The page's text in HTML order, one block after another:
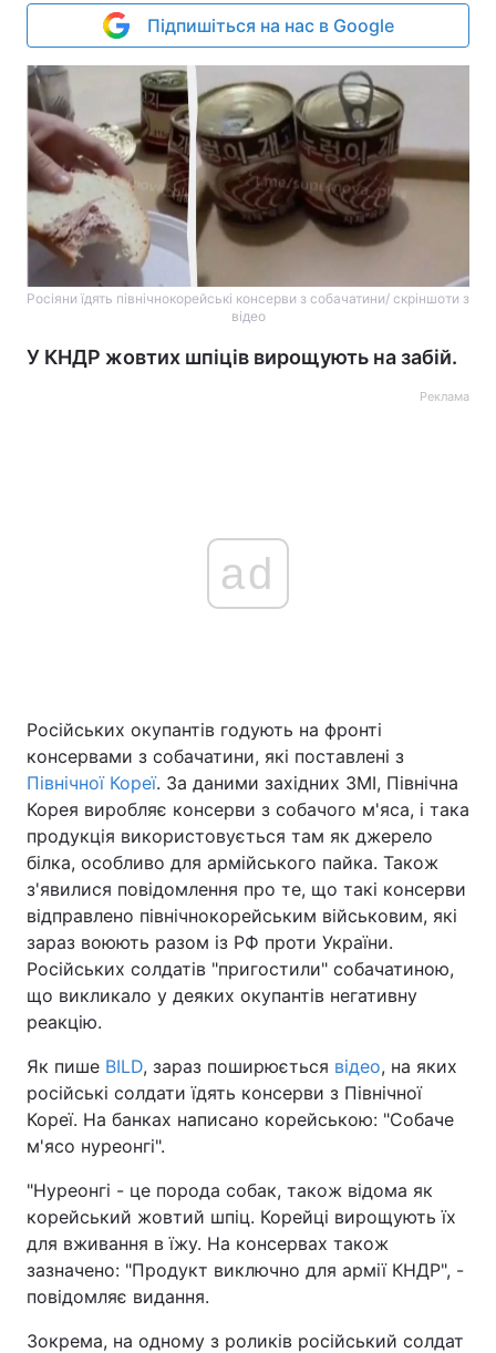
Підпишіться на нас в Google
Росіяни їдять північнокорейські консерви з собачатини/ скріншоти з
відео
У КНДР жовтих шпіців вирощують на забій.
Реклама
ad
Російських окупантів годують на фронті
консервами з собачатини, які поставлені з
Північної Кореї. За даними західних ЗМІ, Північна
Корея виробляє консерви з собачого м'яса, і така
продукція використовується там як джерело
білка, особливо для армійського пайка. Також
з'явилися повідомлення про те, що такі консерви
відправлено північнокорейським військовим, які
зараз воюють разом із РФ проти України.
Російських солдатів "пригостили" собачатиною,
що викликало у деяких окупантів негативну
реакцію.
Як пише BILD, зараз поширюється відео, на яких
російські солдати їдять консерви з Північної
Кореї. На банках написано корейською: "Собаче
м'ясо нуреонгі".
"Нуреонгі - це порода собак, також відома як
корейський жовтий шпіц. Корейці вирощують їх
для вживання в їжу. На консервах також
зазначено: "Продукт виключно для армії КНДР", -
повідомляє видання.
Зокрема, на одному з роликів російський солдат